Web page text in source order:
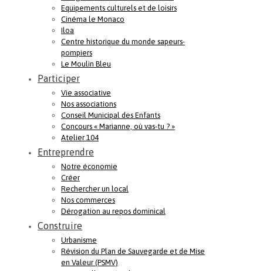
Equipements culturels et de loisirs
Cinéma le Monaco
Iloa
Centre historique du monde sapeurs-
pompiers
Le Moulin Bleu
Participer
Vie associative
Nos associations
Conseil Municipal des Enfants
Concours « Marianne, où vas-tu ? »
Atelier 104
Entreprendre
Notre économie
Créer
Rechercher un local
Nos commerces
Dérogation au repos dominical
Construire
Urbanisme
Révision du Plan de Sauvegarde et de Mise
en Valeur (PSMV)